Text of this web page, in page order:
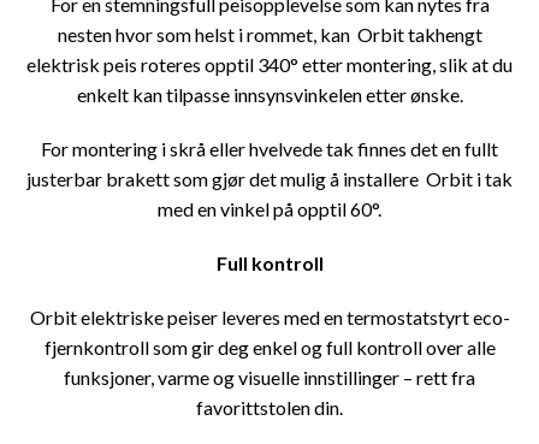
nesten hvor som helst i rommet, kan Orbit takhengt
elektrisk peis roteres opptil 340° etter montering, slik at du
enkelt kan tilpasse innsynsvinkelen etter ønske.
For montering i skrå eller hvelvede tak finnes det en fullt
justerbar brakett som gjør det mulig å installere Orbit i tak
med en vinkel på opptil 60°.
Full kontroll
Orbit elektriske peiser leveres med en termostatstyrt eco-
fjernkontroll som gir deg enkel og full kontroll over alle
funksjoner, varme og visuelle innstillinger – rett fra
favorittstolen din.